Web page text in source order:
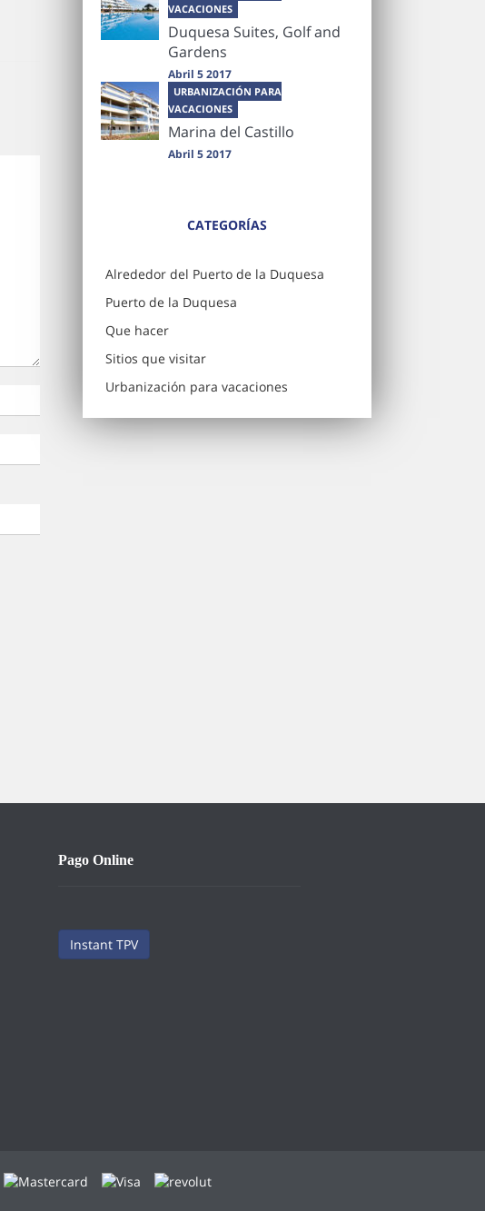
VACACIONES
Duquesa Suites, Golf and
Gardens
Abril 5 2017
URBANIZACIÓN PARA
VACACIONES
Marina del Castillo
Abril 5 2017
CATEGORÍAS
Alrededor del Puerto de la Duquesa
Puerto de la Duquesa
Que hacer
Sitios que visitar
Urbanización para vacaciones
Pago Online
Instant TPV